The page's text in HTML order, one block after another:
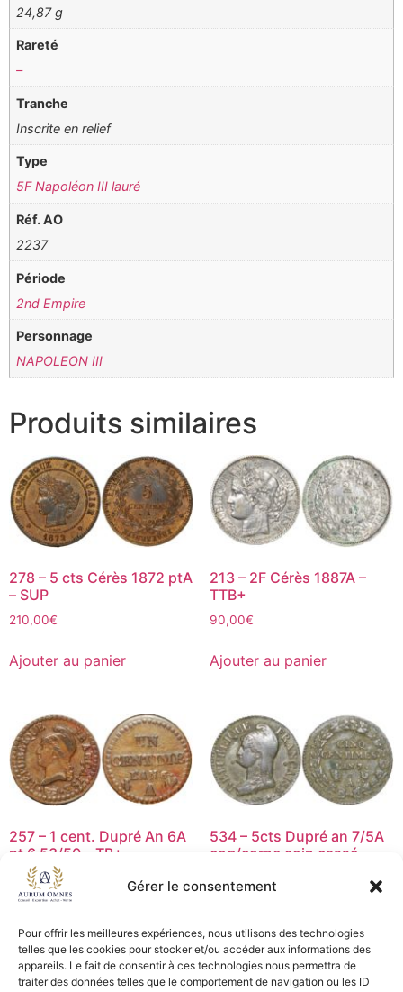
Gérer le consentement
Pour offrir les meilleures expériences, nous utilisons des technologies
telles que les cookies pour stocker et/ou accéder aux informations des
appareils. Le fait de consentir à ces technologies nous permettra de
traiter des données telles que le comportement de navigation ou les ID
24,87 g
Rareté
–
Tranche
Inscrite en relief
Type
5F Napoléon III lauré
Réf. AO
2237
Période
2nd Empire
Personnage
NAPOLEON III
Produits similaires
278 – 5 cts Cérès 1872 ptA
– SUP
210,00€
Ajouter au panier
213 – 2F Cérès 1887A –
TTB+
90,00€
Ajouter au panier
257 – 1 cent. Dupré An 6A
pt 6 53/50 – TB+
25,00€
534 – 5cts Dupré an 7/5A
coq/corne coin cassé –
89,00€
Ajouter au panier